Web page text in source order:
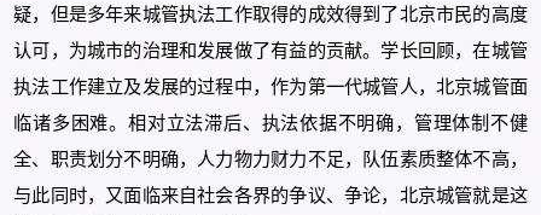
疑，但是多年来城管执法工作取得的成效得到了北京市民的高度
认可，为城市的治理和发展做了有益的贡献。学长回顾，在城管
执法工作建立及发展的过程中，作为第一代城管人，北京城管面
临诸多困难。相对立法滞后、执法依据不明确，管理体制不健
全、职责划分不明确，人力物力财力不足，队伍素质整体不高，
与此同时，又面临来自社会各界的争议、争论，北京城管就是这